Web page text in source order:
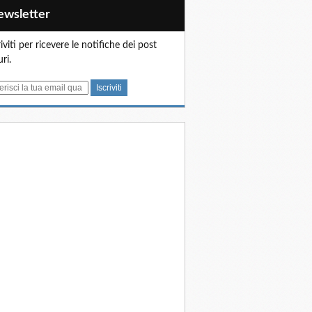
per ricevere le notifiche dei post